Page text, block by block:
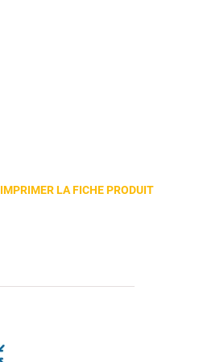
IMPRIMER LA FICHE PRODUIT